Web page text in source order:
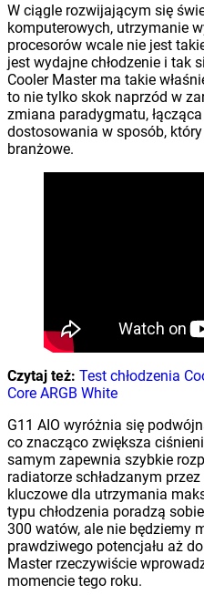
W ciągle rozwijającym się
komputerowych, utrzymanie
procesorów wcale nie jest
jest wydajne chłodzenie i tak
Cooler Master ma takie
to nie tylko skok naprzód w
zmiana paradygmatu,
dostosowania w sposób,
branżowe.
Czytaj też: Test chłodzenia
Core ARGB White
G11 AIO wyróżnia się
co znacząco zwiększa
samym zapewnia szybkie
radiatorze schładzanym
kluczowe dla utrzymania
typu chłodzenia poradzą
300 watów, ale nie będziemy
prawdziwego potencjału aż
Master rzeczywiście
momencie tego roku.